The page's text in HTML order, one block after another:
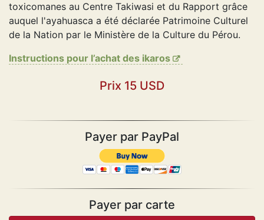
toxicomanes au Centre Takiwasi et du Rapport grâce
auquel l'ayahuasca a été déclarée Patrimoine Culturel
de la Nation par le Ministère de la Culture du Pérou.
Instructions pour l’achat des ikaros
Prix 15 USD
Payer par PayPal
Payer par carte